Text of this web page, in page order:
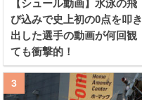
【シュール動画】水泳の飛
び込みで史上初の0点を叩き
出した選手の動画が何回観
ても衝撃的！